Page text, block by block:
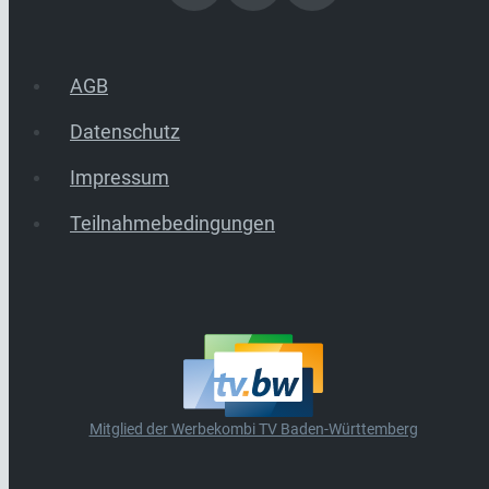
AGB
Datenschutz
Impressum
Teilnahmebedingungen
Mitglied der Werbekombi TV Baden-Württemberg